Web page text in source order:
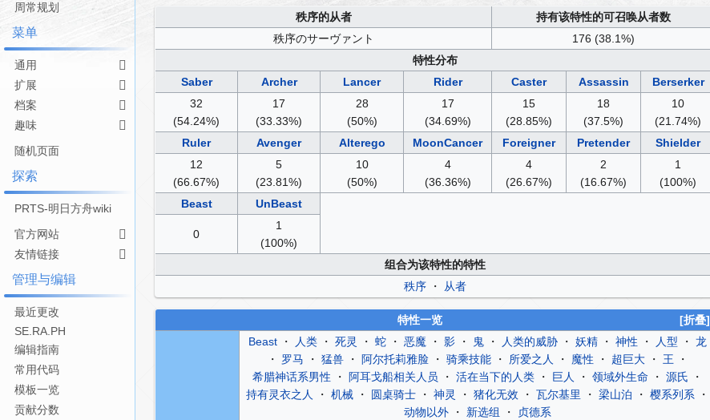
秩序的从者
持有该特性的可召唤从者数
秩序のサーヴァント
176 (38.1%)
特性分布
Saber
Archer Lancer Rider Caster Assassin
Berserker
32
(54.24%)
17
(33.33%)
28
(50%)
17
(34.69%)
15
(28.85%)
18
(37.5%)
10
(21.74%)
Ruler
Avenger Alterego MoonCancer Foreigner Pretender
Shielder
12
(66.67%)
5
(23.81%)
10
(50%)
4
(36.36%)
4
(26.67%)
2
(16.67%)
1
(100%)
Beast
UnBeast
0
1
(100%)
组合为该特性的特性
秩序 ・ 从者
特性一览 [折叠]
Beast・ 人类・ 死灵 ・ 蛇・ 恶魔・ 影・ 鬼・ 人类的威胁・ 妖精・ 神性 ・ 人型 ・ 龙
・ 罗马 ・ 猛兽・ 阿尔托莉雅脸・ 骑乘技能・ 所爱之人 ・ 魔性 ・ 超巨大・ 王 ・
希腊神话系男性 ・ 阿耳戈船相关人员 ・ 活在当下的人类・ 巨人 ・ 领域外生命・ 源氏 ・
持有灵衣之人 ・ 机械・ 圆桌骑士・ 神灵 ・ 猪化无效 ・ 瓦尔基里 ・ 梁山泊 ・ 樱系列系・
动物以外・ 新选组 ・ 贞德系
周常规划
菜单
通用
扩展
档案
趣味
随机页面
探索
PRTS-明日方舟wiki
官方网站
友情链接
管理与编辑
最近更改
SE.RA.PH
编辑指南
常用代码
模板一览
贡献分数